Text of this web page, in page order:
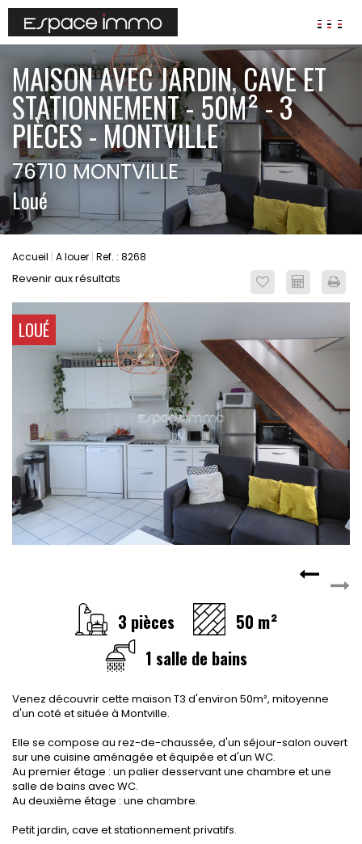
AGENCES
ANNONCES
VIAGER
IMMOBILIER D'ENTREPRISE
Locaux commerciaux
Bureaux
Fonds de commerces
Gestion locative
Garantie Loyers impayés
Assurances
SYNDIC
CONTACT
RECRUTEMENT
SERVICES
Actualités
Partenaires
Le palmarès de l'entreprise
MAISON AVEC JARDIN, CAVE ET
STATIONNEMENT - 50M² - 3
PIÈCES - MONTVILLE
76710 MONTVILLE
Loué
Accueil A louer Ref. : 8268
Revenir aux résultats
LOUÉ
3 pièces
50 m²
1 salle de bains
Venez découvrir cette maison T3 d'environ 50m², mitoyenne
d'un coté et située à Montville.
Elle se compose au rez-de-chaussée, d'un séjour-salon ouvert
sur une cuisine aménagée et équipée et d'un WC.
Au premier étage : un palier desservant une chambre et une
salle de bains avec WC.
Au deuxième étage : une chambre.
Petit jardin, cave et stationnement privatifs.